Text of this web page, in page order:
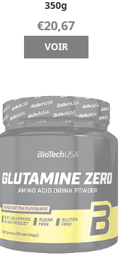
350g
€20,67
VOIR